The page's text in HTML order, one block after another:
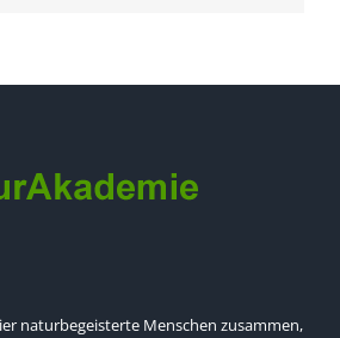
naturbegeisterte Menschen zusammen,